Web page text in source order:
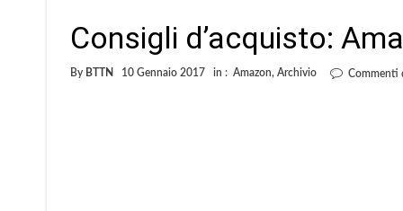
Consigli d’acquisto:
By BTTN 10 Gennaio 2017 in : Amazon, Archivio Commenti